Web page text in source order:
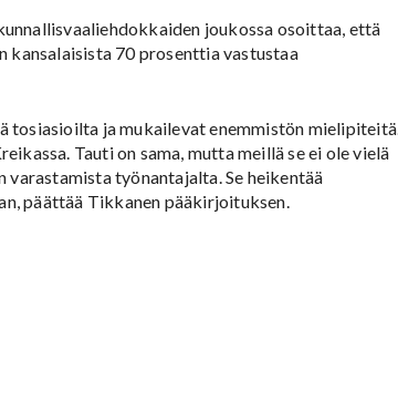
joukossa osoittaa, että
kansalaisista 70 prosenttia vastustaa
tosiasioilta ja mukailevat enemmistön mielipiteitä.
Tauti on sama, mutta meillä se ei ole vielä
varastamista työnantajalta. Se heikentää
päättää Tikkanen pääkirjoituksen.